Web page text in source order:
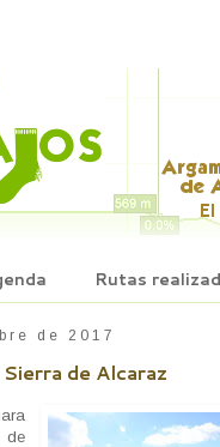
Rutas
de 2017
de Alcaraz
de